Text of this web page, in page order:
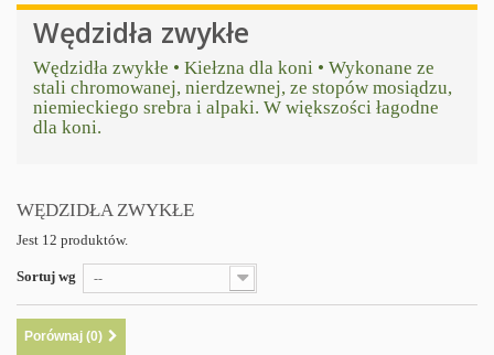
Wędzidła zwykłe
Wędzidła zwykłe • Kiełzna dla koni • Wykonane ze
stali chromowanej, nierdzewnej, ze stopów mosiądzu,
niemieckiego srebra i alpaki. W większości łagodne
dla koni.
WĘDZIDŁA ZWYKŁE
Jest 12 produktów.
Sortuj wg --
Porównaj (0)